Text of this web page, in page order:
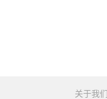
关于我们